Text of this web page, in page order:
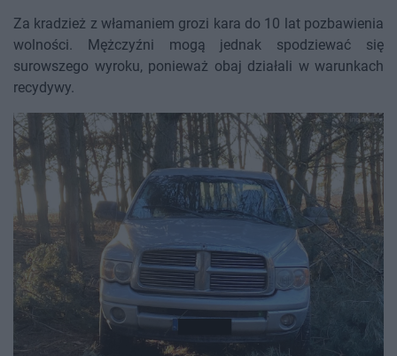
Za kradzież z włamaniem grozi kara do 10 lat pozbawienia
wolności. Mężczyźni mogą jednak spodziewać się
surowszego wyroku, ponieważ obaj działali w warunkach
recydywy.